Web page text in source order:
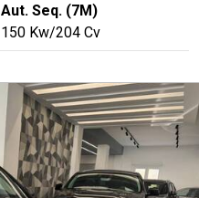
Aut. Seq. (7M)
150 Kw/204 Cv